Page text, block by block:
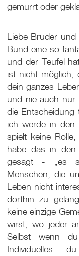
gemurrt oder
Liebe Brüder
Bund eine so
und der Teufel
ist nicht möglich,
dein ganzes
und nie auch nur
die Entscheidung
ich werde in den
spielt keine
habe das in den
gesagt - „es
Menschen, die
Leben nicht
dorthin zu
keine einzige
wirst, wo jeder
Selbst wenn
Individuelles -